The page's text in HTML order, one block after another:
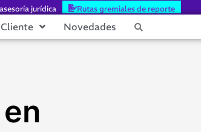
jurídica Rutas gremiales de reporte
Novedades